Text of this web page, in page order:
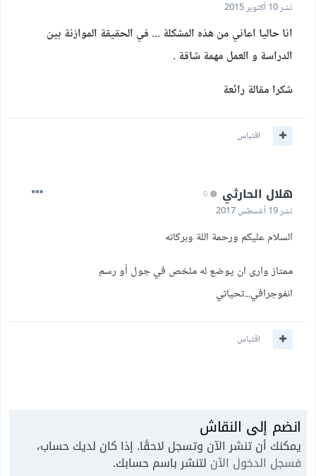
نشر10 أكتوبر 2015
انا حاليا اعاني من هذه المشكلة ... في الحقيقة الموازنة بين
الدراسة و العمل مهمة شاقة .
شكرا مقالة رائعة
اقتباس
هلال الحارثي
نشر19 أغسطس 2017
السلام عليكم ورحمة اللة وبركاته
ممتاز وارى ان يوضع له ملخص في جول أو رسم
انفوجرافي...تحياتي
اقتباس
انضم إلى النقاش
يمكنك أن تنشر الآن وتسجل لاحقًا. إذا كان لديك حساب،
فسجل الدخول الآن لتنشر باسم حسابك.